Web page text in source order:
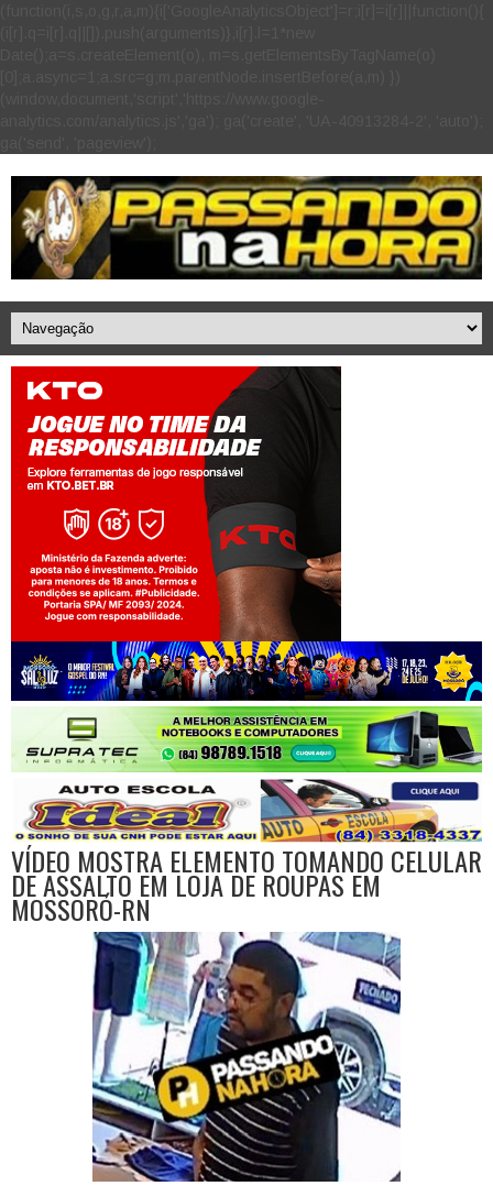
Jogue com responsabilidade. 18+
VÍDEO MOSTRA ELEMENTO TOMANDO CELULAR
DE ASSALTO EM LOJA DE ROUPAS EM
MOSSORÓ-RN